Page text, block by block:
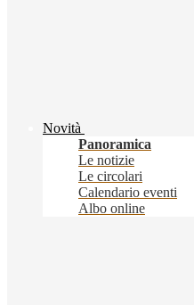
Novità
Panoramica
Le notizie
Le circolari
Calendario eventi
Albo online